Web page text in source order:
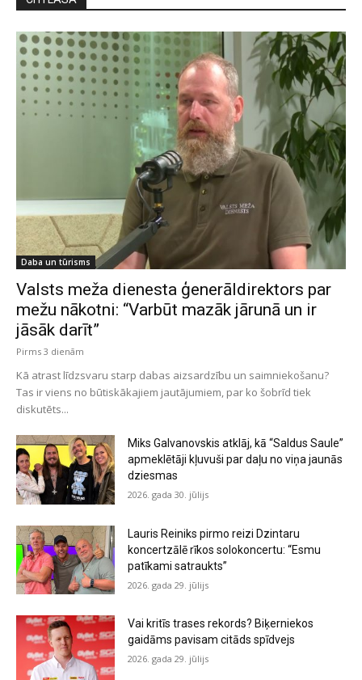
Daba un tūrisms
Valsts meža dienesta ģenerāldirektors par
mežu nākotni: “Varbūt mazāk jārunā un ir
jāsāk darīt”
Pirms 3 dienām
Kā atrast līdzsvaru starp dabas aizsardzību un saimniekošanu?
Tas ir viens no būtiskākajiem jautājumiem, par ko šobrīd tiek
diskutēts...
Miks Galvanovskis atklāj, kā “Saldus Saule”
apmeklētāji kļuvuši par daļu no viņa jaunās
dziesmas
2026. gada 30. jūlijs
Lauris Reiniks pirmo reizi Dzintaru
koncertzālē rīkos solokoncertu: “Esmu
patīkami satraukts”
2026. gada 29. jūlijs
Vai kritīs trases rekords? Biķerniekos
gaidāms pavisam citāds spīdvejs
2026. gada 29. jūlijs